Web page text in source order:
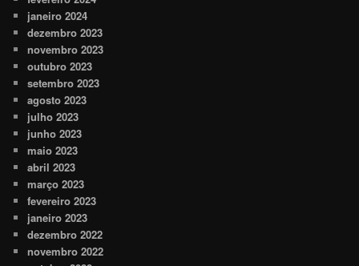
janeiro 2024
dezembro 2023
novembro 2023
outubro 2023
setembro 2023
agosto 2023
julho 2023
junho 2023
maio 2023
abril 2023
março 2023
fevereiro 2023
janeiro 2023
dezembro 2022
novembro 2022